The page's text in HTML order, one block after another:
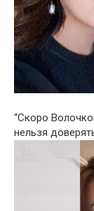
“Скоро
нельзя